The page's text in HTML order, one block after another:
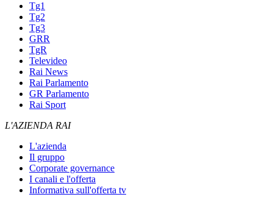
Tg1
Tg2
Tg3
GRR
TgR
Televideo
Rai News
Rai Parlamento
GR Parlamento
Rai Sport
L'AZIENDA RAI
L'azienda
Il gruppo
Corporate governance
I canali e l'offerta
Informativa sull'offerta tv